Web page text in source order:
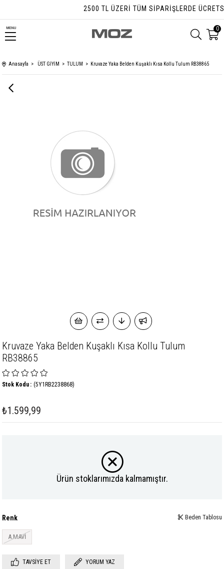
2500 TL ÜZERI TÜM SIPARIŞLERDE
MENU 0
Anasayfa ÜST GİYİM TULUM Kruvaze Yaka Belden Kuşaklı Kısa Kollu Tulum RB38865
Kruvaze Yaka Belden Kuşaklı Kısa Kollu Tulum
RB38865
(5Y1RB2238868)
Stok Kodu
₺1.599,99
Ürün stoklarımızda kalmamıştır.
Renk
A.MAVİ
Beden Tablosu
TAVSIYE ET YORUM YAZ